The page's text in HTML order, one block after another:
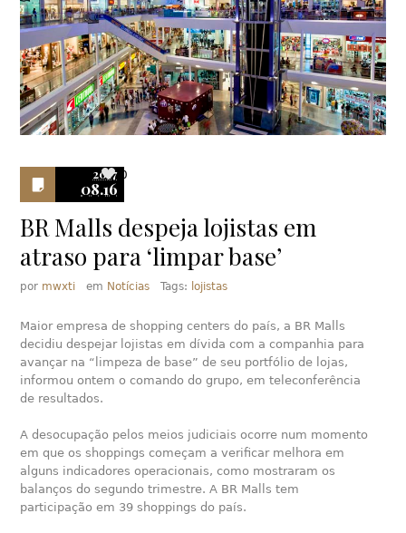
2017
08.16
0
BR Malls despeja lojistas em
atraso para ‘limpar base’
por mwxti em Notícias Tags: lojistas
Maior empresa de shopping centers do país, a BR Malls
decidiu despejar lojistas em dívida com a companhia para
avançar na “limpeza de base” de seu portfólio de lojas,
informou ontem o comando do grupo, em teleconferência
de resultados.
A desocupação pelos meios judiciais ocorre num momento
em que os shoppings começam a verificar melhora em
alguns indicadores operacionais, como mostraram os
balanços do segundo trimestre. A BR Malls tem
participação em 39 shoppings do país.